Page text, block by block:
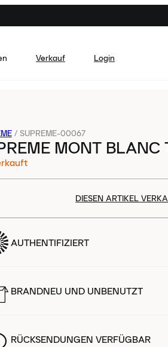
Verkauf Login
/ SUPREME-00067
MONT BLANC
DIESEN ARTIKEL
AUTHENTIFIZIERT
BRANDNEU UND UNBENUTZT
RÜCKSENDUNGEN VERFÜGBAR